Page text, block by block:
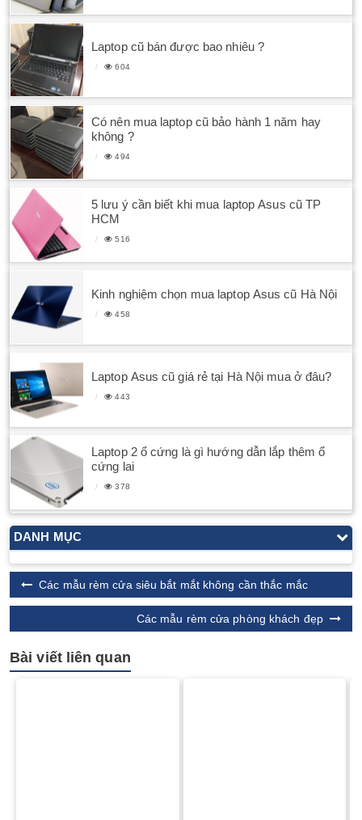
Laptop cũ bán được bao nhiêu ?
604
Có nên mua laptop cũ bảo hành 1 năm hay
không ?
494
5 lưu ý cần biết khi mua laptop Asus cũ TP
HCM
516
Kinh nghiệm chọn mua laptop Asus cũ Hà Nội
458
Laptop Asus cũ giá rẻ tại Hà Nội mua ở đâu?
443
Laptop 2 ổ cứng là gì hướng dẫn lắp thêm ổ
cứng lai
378
DANH MỤC
Các mẫu rèm cửa siêu bắt mắt không cần thắc mắc
Các mẫu rèm cửa phòng khách đẹp
Bài viết liên quan